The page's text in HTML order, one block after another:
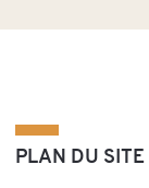
PLAN DU SITE